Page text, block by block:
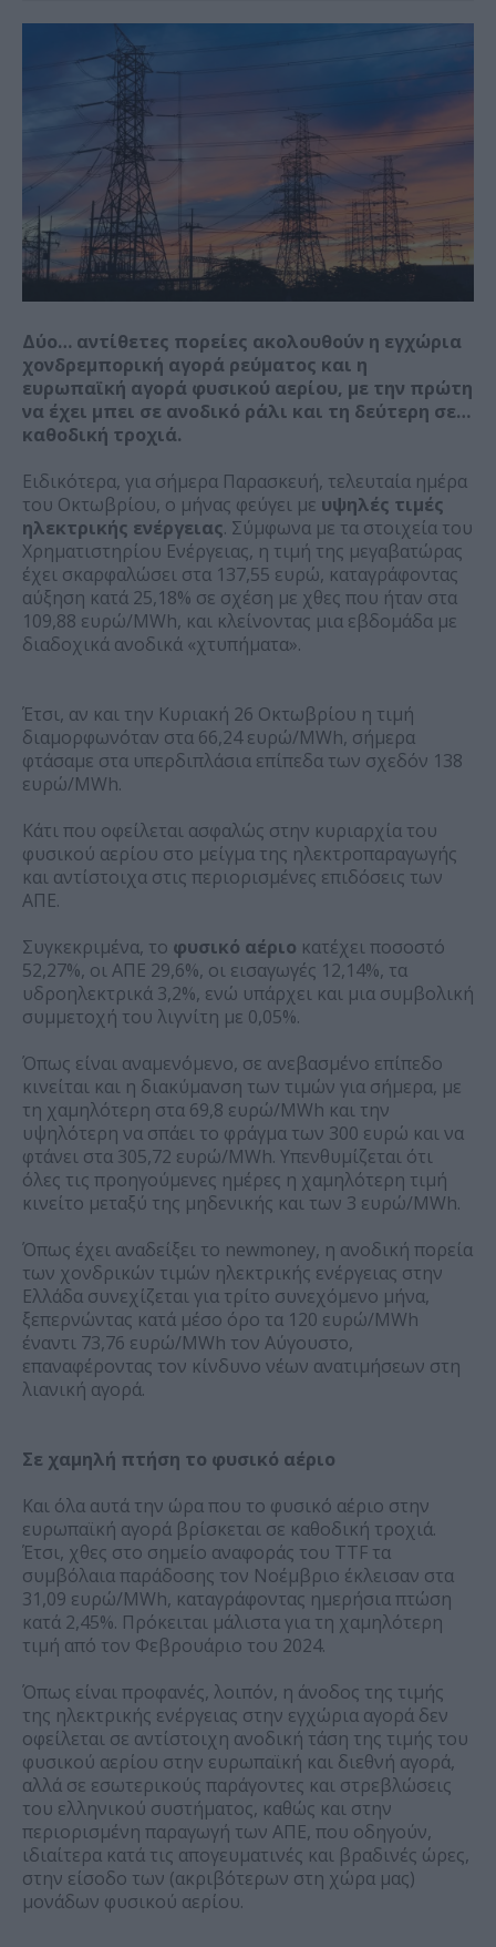
Δύο… αντίθετες πορείες ακολουθούν η εγχώρια
χονδρεμπορική αγορά ρεύματος και η
ευρωπαϊκή αγορά φυσικού αερίου, με την πρώτη
να έχει μπει σε ανοδικό ράλι και τη δεύτερη σε…
καθοδική τροχιά.
Ειδικότερα, για σήμερα Παρασκευή, τελευταία ημέρα
του Οκτωβρίου, ο μήνας φεύγει με υψηλές τιμές
ηλεκτρικής ενέργειας. Σύμφωνα με τα στοιχεία του
Χρηματιστηρίου Ενέργειας, η τιμή της μεγαβατώρας
έχει σκαρφαλώσει στα 137,55 ευρώ, καταγράφοντας
αύξηση κατά 25,18% σε σχέση με χθες που ήταν στα
109,88 ευρώ/MWh, και κλείνοντας μια εβδομάδα με
διαδοχικά ανοδικά «χτυπήματα».
Έτσι, αν και την Κυριακή 26 Οκτωβρίου η τιμή
διαμορφωνόταν στα 66,24 ευρώ/MWh, σήμερα
φτάσαμε στα υπερδιπλάσια επίπεδα των σχεδόν 138
ευρώ/MWh.
Κάτι που οφείλεται ασφαλώς στην κυριαρχία του
φυσικού αερίου στο μείγμα της ηλεκτροπαραγωγής
και αντίστοιχα στις περιορισμένες επιδόσεις των
ΑΠΕ.
Συγκεκριμένα, το φυσικό αέριο κατέχει ποσοστό
52,27%, οι ΑΠΕ 29,6%, οι εισαγωγές 12,14%, τα
υδροηλεκτρικά 3,2%, ενώ υπάρχει και μια συμβολική
συμμετοχή του λιγνίτη με 0,05%.
Όπως είναι αναμενόμενο, σε ανεβασμένο επίπεδο
κινείται και η διακύμανση των τιμών για σήμερα, με
τη χαμηλότερη στα 69,8 ευρώ/MWh και την
υψηλότερη να σπάει το φράγμα των 300 ευρώ και να
φτάνει στα 305,72 ευρώ/MWh. Υπενθυμίζεται ότι
όλες τις προηγούμενες ημέρες η χαμηλότερη τιμή
κινείτο μεταξύ της μηδενικής και των 3 ευρώ/MWh.
Όπως έχει αναδείξει το newmoney, η ανοδική πορεία
των χονδρικών τιμών ηλεκτρικής ενέργειας στην
Ελλάδα συνεχίζεται για τρίτο συνεχόμενο μήνα,
ξεπερνώντας κατά μέσο όρο τα 120 ευρώ/MWh
έναντι 73,76 ευρώ/MWh τον Αύγουστο,
επαναφέροντας τον κίνδυνο νέων ανατιμήσεων στη
λιανική αγορά.
Σε χαμηλή πτήση το φυσικό αέριο
Και όλα αυτά την ώρα που το φυσικό αέριο στην
ευρωπαϊκή αγορά βρίσκεται σε καθοδική τροχιά.
Έτσι, χθες στο σημείο αναφοράς του TTF τα
συμβόλαια παράδοσης τον Νοέμβριο έκλεισαν στα
31,09 ευρώ/MWh, καταγράφοντας ημερήσια πτώση
κατά 2,45%. Πρόκειται μάλιστα για τη χαμηλότερη
τιμή από τον Φεβρουάριο του 2024.
Όπως είναι προφανές, λοιπόν, η άνοδος της τιμής
της ηλεκτρικής ενέργειας στην εγχώρια αγορά δεν
οφείλεται σε αντίστοιχη ανοδική τάση της τιμής του
φυσικού αερίου στην ευρωπαϊκή και διεθνή αγορά,
αλλά σε εσωτερικούς παράγοντες και στρεβλώσεις
του ελληνικού συστήματος, καθώς και στην
περιορισμένη παραγωγή των ΑΠΕ, που οδηγούν,
ιδιαίτερα κατά τις απογευματινές και βραδινές ώρες,
στην είσοδο των (ακριβότερων στη χώρα μας)
μονάδων φυσικού αερίου.